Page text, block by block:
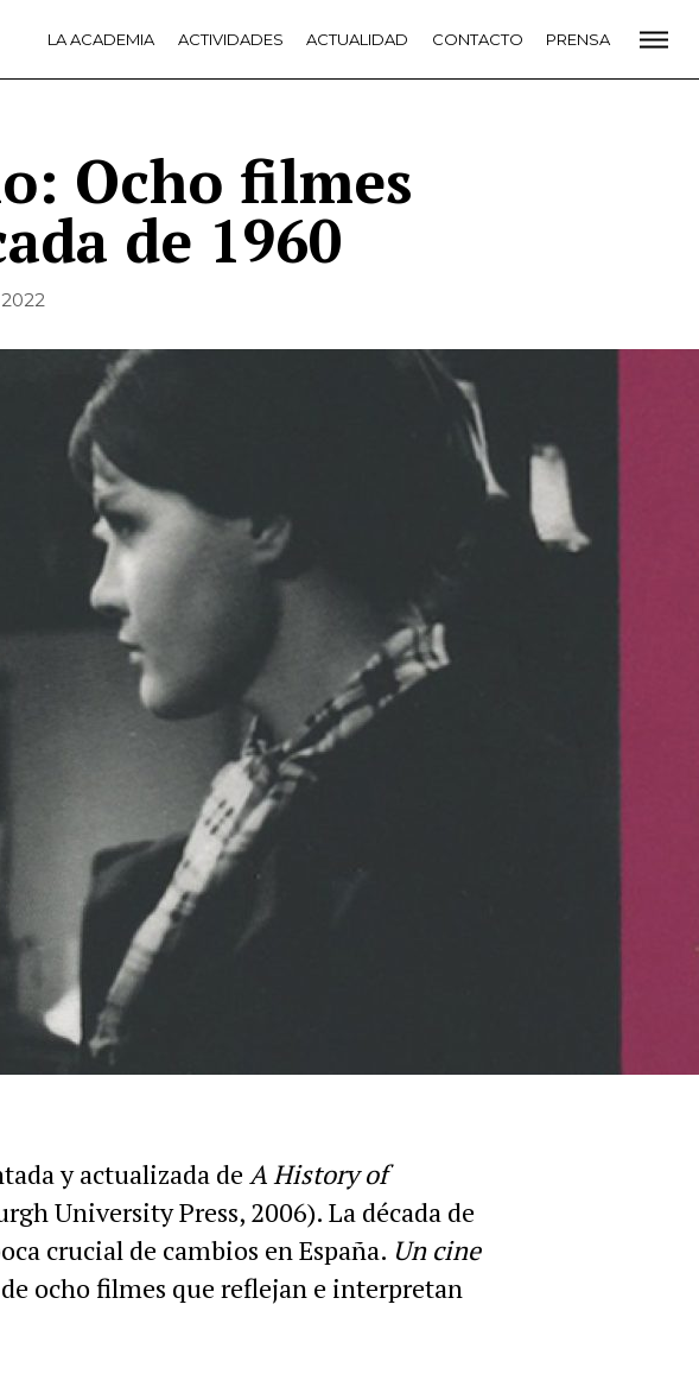
LA ACADEMIA ACTIVIDADES ACTUALIDAD CONTACTO PRENSA
Ocho filmes
de 1960
y actualizada de A History of
University Press, 2006). La década de
crucial de cambios en España. Un cine
ocho filmes que reflejan e interpretan
LA ACADEMIA PREMIOS GOYA FUNDACIÓN
CONTACTO